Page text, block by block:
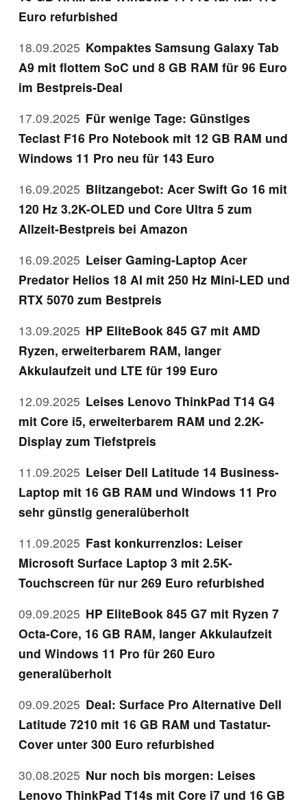
Euro refurbished
18.09.2025 Kompaktes Samsung Galaxy Tab
A9 mit flottem SoC und 8 GB RAM für 96 Euro
im Bestpreis-Deal
17.09.2025 Für wenige Tage: Günstiges
Teclast F16 Pro Notebook mit 12 GB RAM und
Windows 11 Pro neu für 143 Euro
16.09.2025 Blitzangebot: Acer Swift Go 16 mit
120 Hz 3.2K-OLED und Core Ultra 5 zum
Allzeit-Bestpreis bei Amazon
16.09.2025 Leiser Gaming-Laptop Acer
Predator Helios 18 AI mit 250 Hz Mini-LED und
RTX 5070 zum Bestpreis
13.09.2025 HP EliteBook 845 G7 mit AMD
Ryzen, erweiterbarem RAM, langer
Akkulaufzeit und LTE für 199 Euro
12.09.2025 Leises Lenovo ThinkPad T14 G4
mit Core i5, erweiterbarem RAM und 2.2K-
Display zum Tiefstpreis
11.09.2025 Leiser Dell Latitude 14 Business-
Laptop mit 16 GB RAM und Windows 11 Pro
sehr günstig generalüberholt
11.09.2025 Fast konkurrenzlos: Leiser
Microsoft Surface Laptop 3 mit 2.5K-
Touchscreen für nur 269 Euro refurbished
09.09.2025 HP EliteBook 845 G7 mit Ryzen 7
Octa-Core, 16 GB RAM, langer Akkulaufzeit
und Windows 11 Pro für 260 Euro
generalüberholt
09.09.2025 Deal: Surface Pro Alternative Dell
Latitude 7210 mit 16 GB RAM und Tastatur-
Cover unter 300 Euro refurbished
30.08.2025 Nur noch bis morgen: Leises
Lenovo ThinkPad T14s mit Core i7 und 16 GB